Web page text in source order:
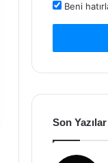
Beni
Son Yazılar